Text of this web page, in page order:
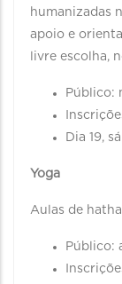
humanizadas
apoio e
livre escolha,
Público:
Dia 19,
Yoga
Aulas de
Público: